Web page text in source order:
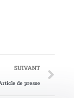
SUIVANT
de presse